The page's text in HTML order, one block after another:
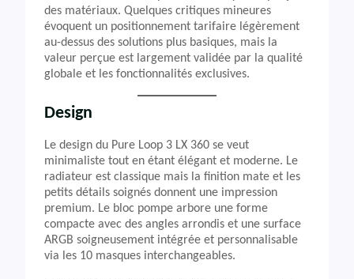
des matériaux. Quelques critiques mineures
évoquent un positionnement tarifaire légèrement
au-dessus des solutions plus basiques, mais la
valeur perçue est largement validée par la qualité
globale et les fonctionnalités exclusives.
Design
Le design du Pure Loop 3 LX 360 se veut
minimaliste tout en étant élégant et moderne. Le
radiateur est classique mais la finition mate et les
petits détails soignés donnent une impression
premium. Le bloc pompe arbore une forme
compacte avec des angles arrondis et une surface
ARGB soigneusement intégrée et personnalisable
via les 10 masques interchangeables.